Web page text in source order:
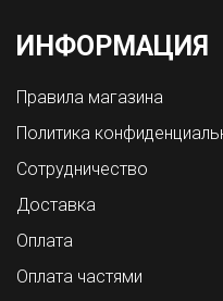
ИНФОРМАЦИЯ
Правила магазина
Политика
Сотрудничество
Доставка
Оплата
Оплата частями